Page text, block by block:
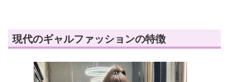
現代のギャルファッションの特徴